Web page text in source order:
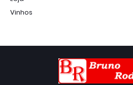
Vinhos